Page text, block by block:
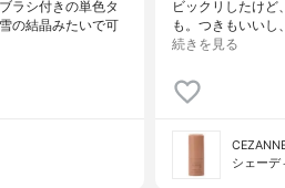
ラシ付きの単色タ
の結晶みたいで可
ビックリしたけど
も。つきもいい
続きを見る
シェーデ